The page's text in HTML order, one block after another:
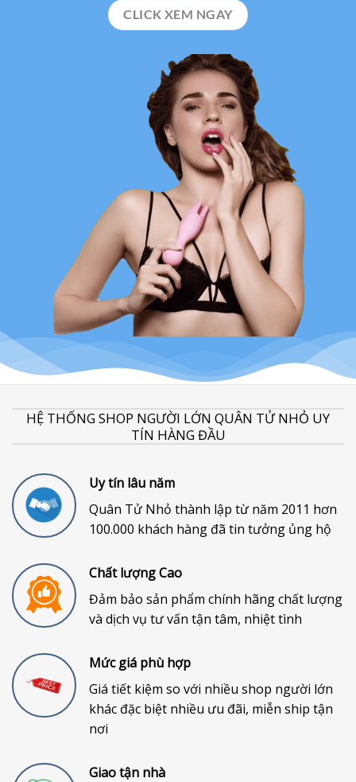
CLICK XEM NGAY
HỆ THỐNG SHOP NGƯỜI LỚN QUÂN TỬ NHỎ UY
TÍN HÀNG ĐẦU
Uy tín lâu năm
Quân Tử Nhỏ thành lập từ năm 2011 hơn
100.000 khách hàng đã tin tưởng ủng hộ
Chất lượng Cao
Đảm bảo sản phẩm chính hãng chất lượng
và dịch vụ tư vấn tận tâm, nhiệt tình
Mức giá phù hợp
Giá tiết kiệm so với nhiều shop người lớn
khác đặc biệt nhiều ưu đãi, miễn ship tận
nơi
Giao tận nhà